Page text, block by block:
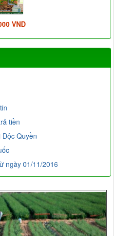
VND
tiền
Độc Quyền
ngày 01/11/2016